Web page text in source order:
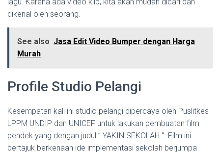
dikenal oleh seorang.
See also Jasa Edit Video Bumper dengan Harga
Murah
Profile Studio Pelangi
Kesempatan kali ini studio pelangi dipercaya oleh Puslitkes
LPPM UNDIP dan UNICEF untuk lakukan pembuatan film
pendek yang dengan judul ” YAKIN SEKOLAH “. Film ini
bertajuk berkenaan ide implementasi sekolah berjumpa